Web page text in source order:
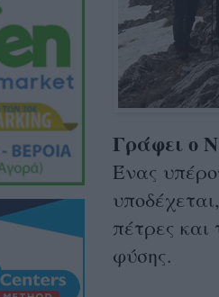
Γράφει ο
Ένας
πέτρες
φύσης.